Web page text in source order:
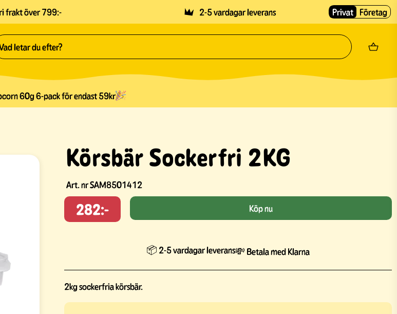
frakt över 799:- 2-5 vardagar leverans Privat Företag
60g 6-pack för endast 59kr
Körsbär Sockerfri 2KG
Art. nrSAM8501412
282:- Köp nu
📦 2-5 vardagar leverans💸 Betala med Klarna
2kg sockerfria körsbär.